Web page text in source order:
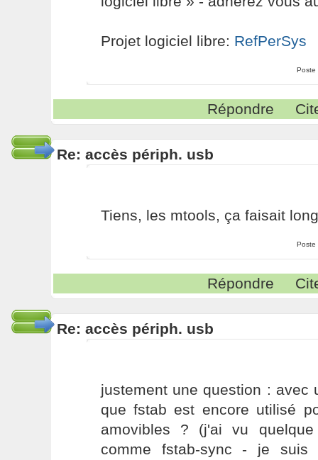
Projet logiciel libre: RefPerSys
Poste
Répondre
Re: accès périph. usb
Tiens, les mtools, ça faisait
Poste
Répondre
Re: accès périph. usb
justement une question : avec
que fstab est encore utilisé
amovibles ? (j'ai vu
comme fstab-sync - je